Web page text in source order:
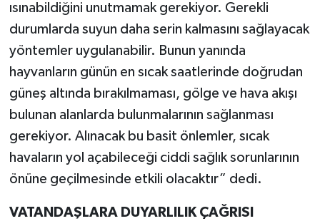
ısınabildiğini unutmamak gerekiyor. Gerekli
durumlarda suyun daha serin kalmasını sağlayacak
yöntemler uygulanabilir. Bunun yanında
hayvanların günün en sıcak saatlerinde doğrudan
güneş altında bırakılmaması, gölge ve hava akışı
bulunan alanlarda bulunmalarının sağlanması
gerekiyor. Alınacak bu basit önlemler, sıcak
havaların yol açabileceği ciddi sağlık sorunlarının
önüne geçilmesinde etkili olacaktır” dedi.
VATANDAŞLARA DUYARLILIK ÇAĞRISI